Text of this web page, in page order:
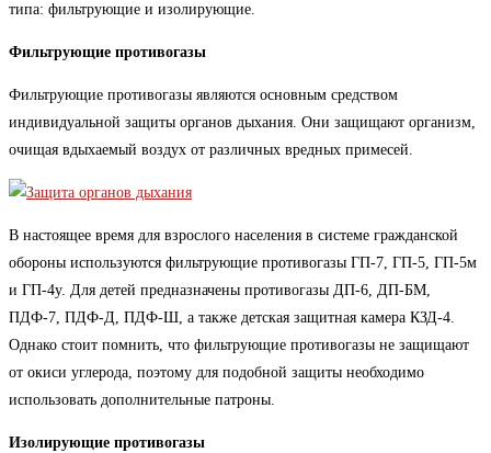
типа: фильтрующие и изолирующие.
Фильтрующие противогазы
Фильтрующие противогазы являются основным средством
индивидуальной защиты органов дыхания. Они защищают организм,
очищая вдыхаемый воздух от различных вредных примесей.
В настоящее время для взрослого населения в системе гражданской
обороны используются фильтрующие противогазы ГП-7, ГП-5, ГП-5м
и ГП-4у. Для детей предназначены противогазы ДП-6, ДП-БМ,
ПДФ-7, ПДФ-Д, ПДФ-Ш, а также детская защитная камера КЗД-4.
Однако стоит помнить, что фильтрующие противогазы не защищают
от окиси углерода, поэтому для подобной защиты необходимо
использовать дополнительные патроны.
Изолирующие противогазы